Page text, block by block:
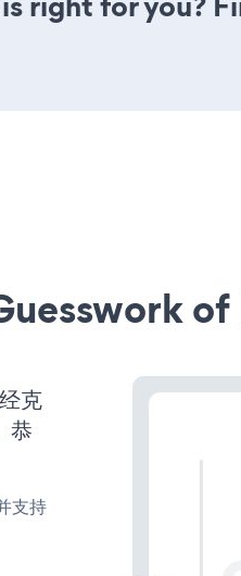
克
恭
支持